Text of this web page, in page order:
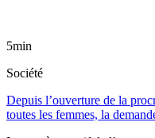
5min
Société
Depuis l’ouverture de la
toutes les femmes, la